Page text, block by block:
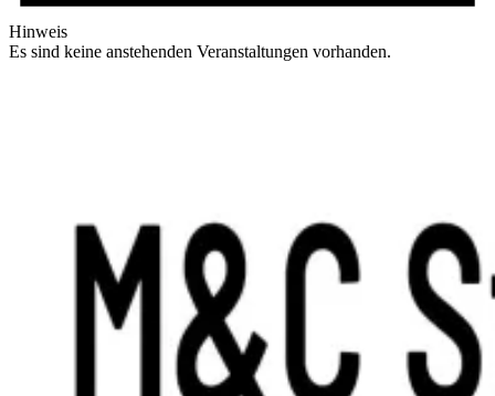
Hinweis
Es sind keine anstehenden Veranstaltungen vorhanden.